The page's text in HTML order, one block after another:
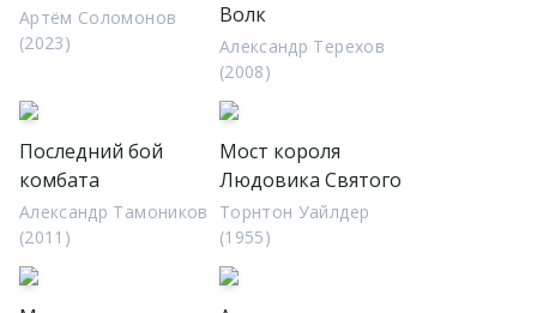
Артём Соломонов
(2023)
Волк
Александр Терехов
(2008)
Последний бой
комбата
Александр Тамоников
(2011)
Мост короля
Людовика Святого
Торнтон Уайлдер
(1955)